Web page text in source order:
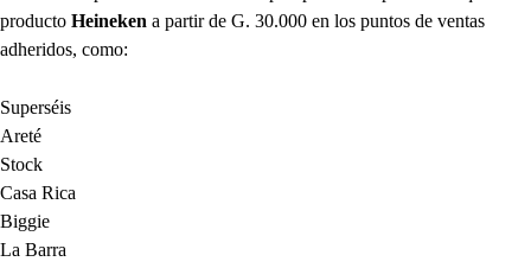
producto Heineken a partir de G. 30.000 en los puntos de ventas
adheridos, como:
Superséis
Areté
Stock
Casa Rica
Biggie
La Barra